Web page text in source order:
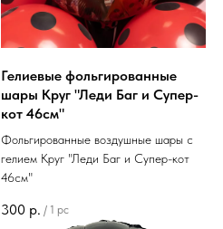
Гелиевые фольгированные
шары Круг "Леди Баг и Супер-
кот 46см"
Фольгированные воздушные шары с
гелием Круг "Леди Баг и Супер-кот
46см"
300 р. / 1 pc